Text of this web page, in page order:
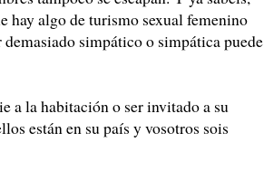
hay algo de turismo sexual femenino
demasiado simpático o simpática puede
a la habitación o ser invitado a su
están en su país y vosotros sois